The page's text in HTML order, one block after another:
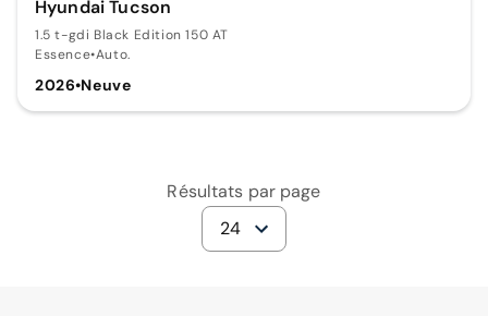
Hyundai Tucson
1.5 t-gdi Black Edition 150 AT
Essence•Auto.
2026•Neuve
Résultats par page
24